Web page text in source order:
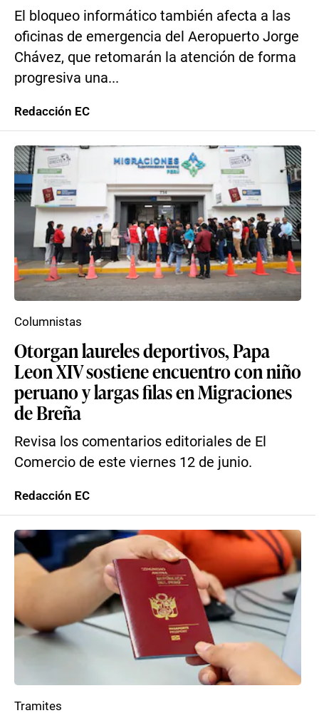
El bloqueo informático también afecta a las
oficinas de emergencia del Aeropuerto Jorge
Chávez, que retomarán la atención de forma
progresiva una...
Redacción EC
Otorgan laureles deportivos, Papa
Leon XIV sostiene encuentro con niño
peruano y largas filas en Migraciones
de Breña
Revisa los comentarios editoriales de El
Comercio de este viernes 12 de junio.
Columnistas
Redacción EC
Tramites